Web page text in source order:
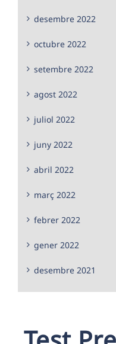
desembre 2022
octubre 2022
setembre 2022
agost 2022
juliol 2022
juny 2022
abril 2022
març 2022
febrer 2022
gener 2022
desembre 2021